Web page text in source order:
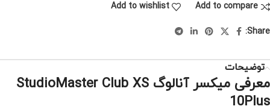
Add to compare
Add to wishlist
Share:
توضیحات
معرفی میکسر آنالوگ StudioMaster Club XS
10Plus